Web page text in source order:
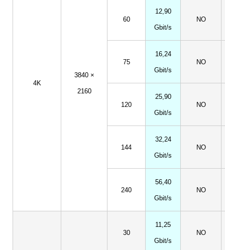
4K
3840 ×
2160
60
12,90
Gbit/s
NO
75
16,24
Gbit/s
NO
120
25,90
Gbit/s
NO
144
32,24
Gbit/s
NO
240
56,40
Gbit/s
NO
30
11,25
Gbit/s
NO